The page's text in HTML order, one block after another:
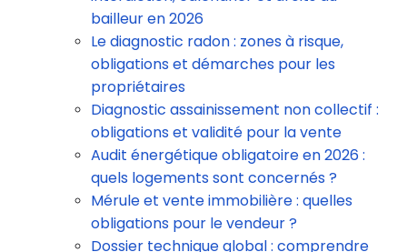
bailleur en 2026
Le diagnostic radon : zones à risque,
obligations et démarches pour les
propriétaires
Diagnostic assainissement non collectif :
obligations et validité pour la vente
Audit énergétique obligatoire en 2026 :
quels logements sont concernés ?
Mérule et vente immobilière : quelles
obligations pour le vendeur ?
Dossier technique global : comprendre